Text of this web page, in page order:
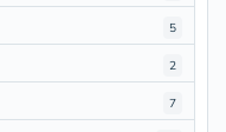
5
2
7